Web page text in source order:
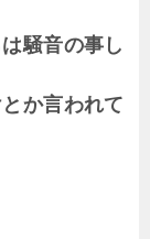
騒音の事し
か言われて